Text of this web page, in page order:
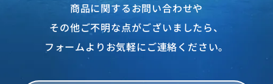
商品に関するお問い合わせや
その他ご不明な点がございましたら、
フォームよりお気軽にご連絡ください。